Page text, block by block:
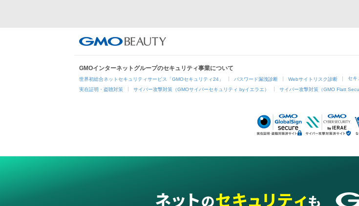
GMOインターネットグループのセキュリティ事業について
世界初総合ネットセキュリティサービス「GMOセキュリティ24」 パスワード漏洩診断 Webサイトリスク診断 セキ
実在証明・盗聴対策 サイバー攻撃対策（GMOサイバーセキュリティ byイエラエ） サイバー攻撃対策（GMO Flatt